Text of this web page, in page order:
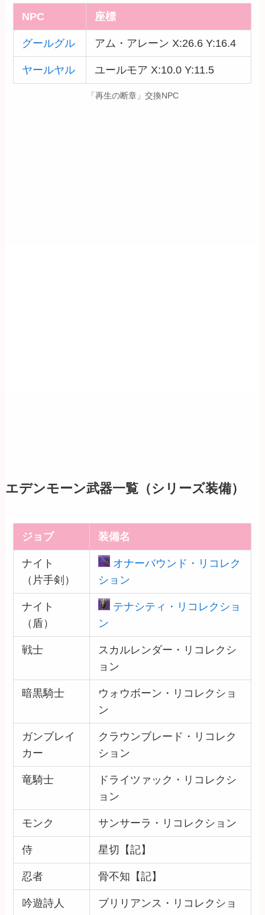
NPC 座標
グールグル アム・アレーン X:26.6 Y:16.4
ヤールヤル ユールモア X:10.0 Y:11.5
「再生の断章」交換NPC
エデンモーン武器一覧（シリーズ装備）
ジョブ 装備名
ナイト
（片手剣）
オナーバウンド・リコレク
ション
ナイト
（盾）
テナシティ・リコレクショ
ン
戦士
スカルレンダー・リコレクシ
ョン
暗黒騎士
ウォウボーン・リコレクショ
ン
ガンブレイ
カー
クラウンブレード・リコレク
ション
竜騎士
ドライツァック・リコレクシ
ョン
モンク サンサーラ・リコレクション
侍 星切【記】
忍者 骨不知【記】
吟遊詩人
ブリリアンス・リコレクショ